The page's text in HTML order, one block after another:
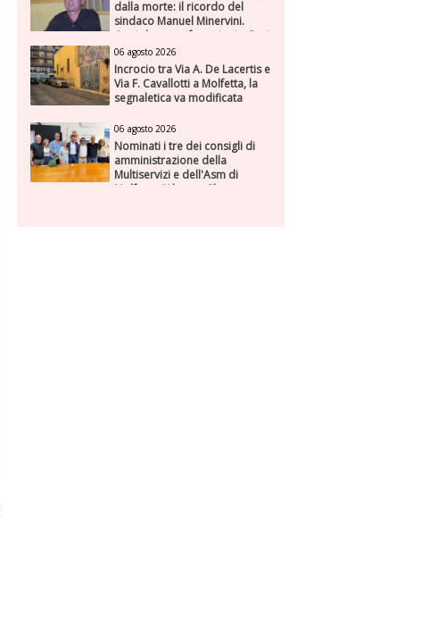
dalla morte: il ricordo del
sindaco Manuel Minervini.
Oggi due manifestazioni a Bari
e Molfetta
06 agosto 2026
Incrocio tra Via A. De Lacertis e
Via F. Cavallotti a Molfetta, la
segnaletica va modificata
06 agosto 2026
Nominati i tre dei consigli di
amministrazione della
Multiservizi e dell'Asm di
Molfetta. “Alto profilo e